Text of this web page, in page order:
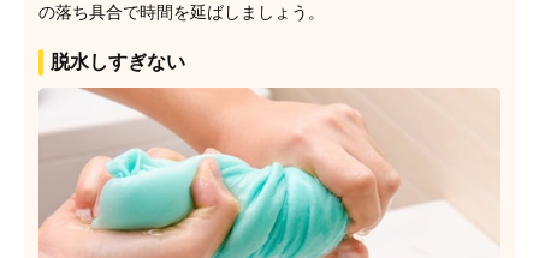
の落ち具合で時間を延ばしましょう。
脱水しすぎない